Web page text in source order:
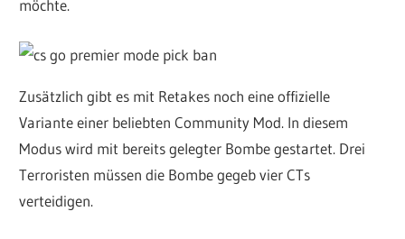
möchte.
Zusätzlich gibt es mit Retakes noch eine offizielle
Variante einer beliebten Community Mod. In diesem
Modus wird mit bereits gelegter Bombe gestartet. Drei
Terroristen müssen die Bombe gegeb vier CTs
verteidigen.